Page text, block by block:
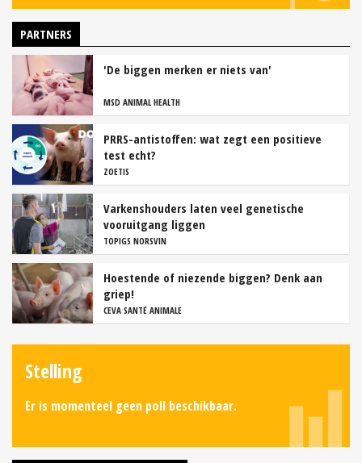
PARTNERS
'De biggen merken er niets van'
MSD ANIMAL HEALTH
PRRS-antistoffen: wat zegt een positieve
test echt?
ZOETIS
Varkenshouders laten veel genetische
vooruitgang liggen
TOPIGS NORSVIN
Hoestende of niezende biggen? Denk aan
griep!
CEVA SANTÉ ANIMALE
Stelling
Er is momenteel geen poll beschikbaar.